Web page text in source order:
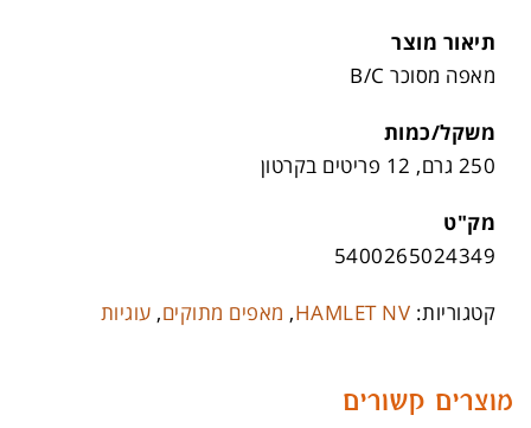
תיאור מוצר
מאפה מסוכר B/C
משקל/כמות
250 גרם, 12 פריטים בקרטון
מק"ט
5400265024349
קטגוריות: HAMLET NV
, מאפים מתוקים, עוגיות
מוצרים קשורים